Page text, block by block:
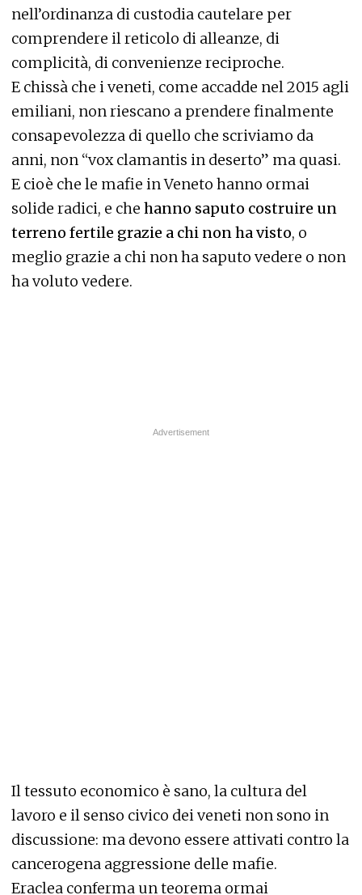
nell’ordinanza di custodia cautelare per
comprendere il reticolo di alleanze, di
complicità, di convenienze reciproche.
E chissà che i veneti, come accadde nel 2015 agli
emiliani, non riescano a prendere finalmente
consapevolezza di quello che scriviamo da
anni, non “vox clamantis in deserto” ma quasi.
E cioè che le mafie in Veneto hanno ormai
solide radici, e che hanno saputo costruire un
terreno fertile grazie a chi non ha visto, o
meglio grazie a chi non ha saputo vedere o non
ha voluto vedere.
Il tessuto economico è sano, la cultura del
lavoro e il senso civico dei veneti non sono in
discussione: ma devono essere attivati contro la
cancerogena aggressione delle mafie.
Eraclea conferma un teorema ormai